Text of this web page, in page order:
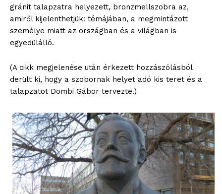
blogSZOLNOK
szubjektív élményportál
gránit talapzatra helyezett, bronzmellszobra az,
amiről kijelenthetjük: témájában, a megmintázott
személye miatt az országban és a világban is
egyedülálló.
(A cikk megjelenése után érkezett hozzászólásból
derült ki, hogy a szobornak helyet adó kis teret és a
talapzatot Dombi Gábor tervezte.)